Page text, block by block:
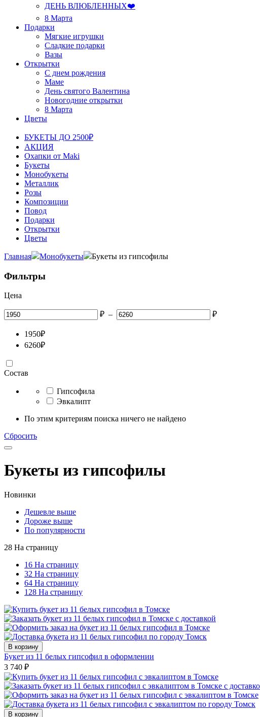
ДЕНЬ ВЛЮБЛЕННЫХ❤️
8 Марта
Подарки
Мягкие игрушки
Сладкие подарки
Вазы
Открытки
С днем рождения
Маме
День святого Валентина
Новогодние открытки
8 Марта
Цветы
БУКЕТЫ ДО 2500₽
АКЦИЯ
Охапки от Maki
Букеты
Монобукеты
Металлик
Розы
Композиции
Повод
Подарки
Открытки
Цветы
Главная Монобукеты Букеты из гипсофилы
Фильтры
Цена
₽ – ₽
1950₽
6260₽
Состав
Гипсофила
Эвкалипт
По этим критериям поиска ничего не найдено
Сбросить
Букеты из гипсофилы
Новинки
Дешевле выше
Дороже выше
По популярности
28 На страницу
16 На страницу
32 На страницу
64 На страницу
128 На страницу
В корзину
Букет из 11 белых гипсофил в оформлении
3 740 ₽
В корзину